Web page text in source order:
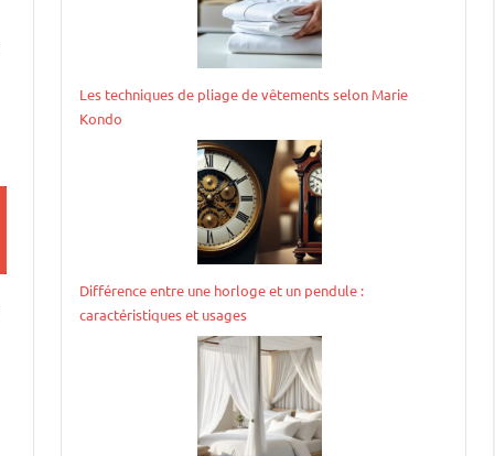
Les techniques de pliage de vêtements selon Marie
Kondo
Différence entre une horloge et un pendule :
caractéristiques et usages